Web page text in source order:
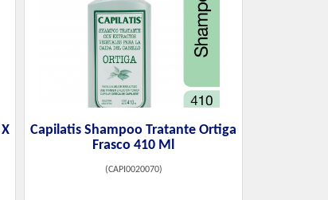
Capilatis Shampoo Tratante Ortiga
Frasco 410 Ml
(CAPI0020070)